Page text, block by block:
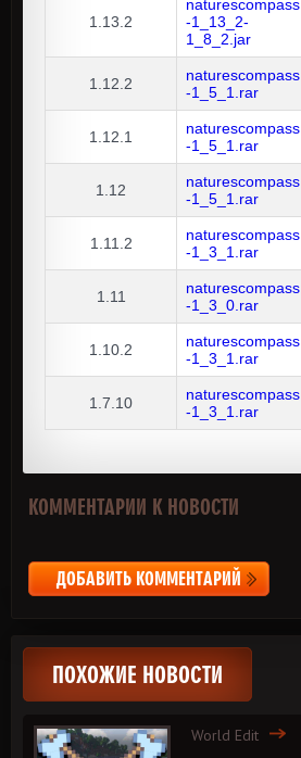
1.13.2
naturescompass
-1_13_2-
1_8_2.jar
1.12.2
naturescompass
-1_5_1.rar
1.12.1
naturescompass
-1_5_1.rar
1.12
naturescompass
-1_5_1.rar
1.11.2
naturescompass
-1_3_1.rar
1.11
naturescompass
-1_3_0.rar
1.10.2
naturescompass
-1_3_1.rar
1.7.10
naturescompass
-1_3_1.rar
КОММЕНТАРИИ К НОВОСТИ
ДОБАВИТЬ КОММЕНТАРИЙ
ПОХОЖИЕ НОВОСТИ
World Edit